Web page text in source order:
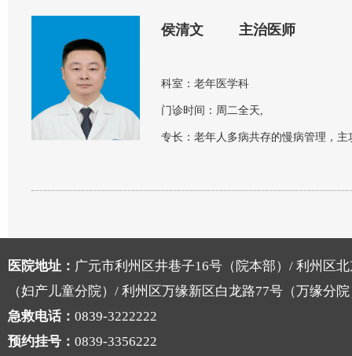
侯清文 主治医师
科室： 老年医学科
门诊时间： 周二全天,
专长：
医院地址： 广元市利州区井巷子16号（院本部）/ 利州区
（妇产儿童分院）/ 利州区万缘新区白龙路77号（万缘分
急救电话： 0839-3222222
预约挂号： 0839-3356222